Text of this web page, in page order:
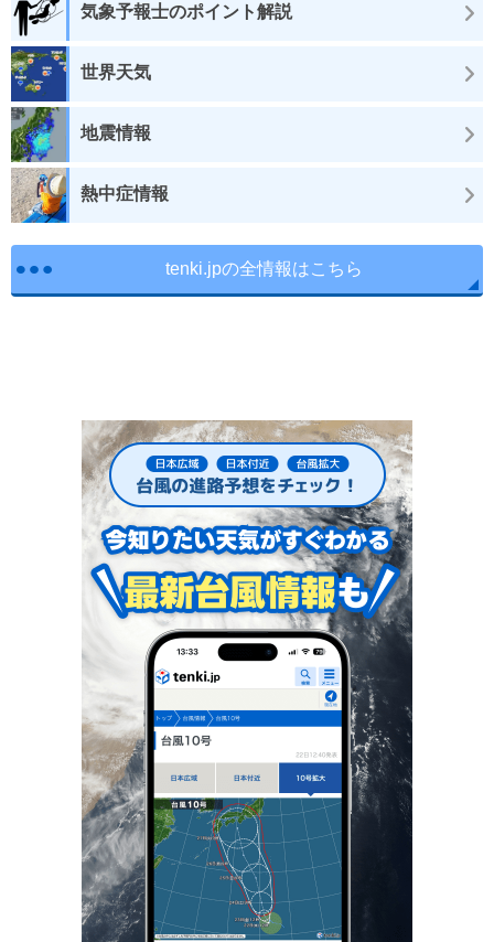
気象予報士のポイント解説
世界天気
地震情報
熱中症情報
tenki.jpの全情報はこちら